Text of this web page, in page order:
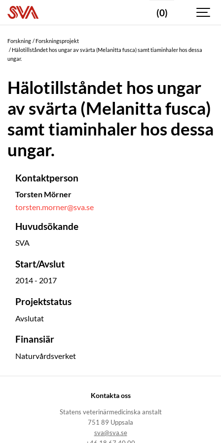
(0)
Forskning
Forskningsprojekt
Hälotillståndet hos ungar av svärta (Melanitta fusca) samt tiaminhaler hos dessa
ungar.
Hälotillståndet hos ungar
av svärta (Melanitta fusca)
samt tiaminhaler hos dessa
ungar.
Kontaktperson
Torsten Mörner
torsten.morner@sva.se
Huvudsökande
SVA
Start/Avslut
2014 - 2017
Projektstatus
Avslutat
Finansiär
Naturvårdsverket
Kontakta oss
Statens veterinärmedicinska anstalt
751 89 Uppsala
sva@sva.se